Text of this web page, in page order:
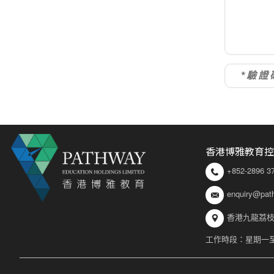
香港博雅教育
+852-2896
香港九龍荔
工作時段：星期一